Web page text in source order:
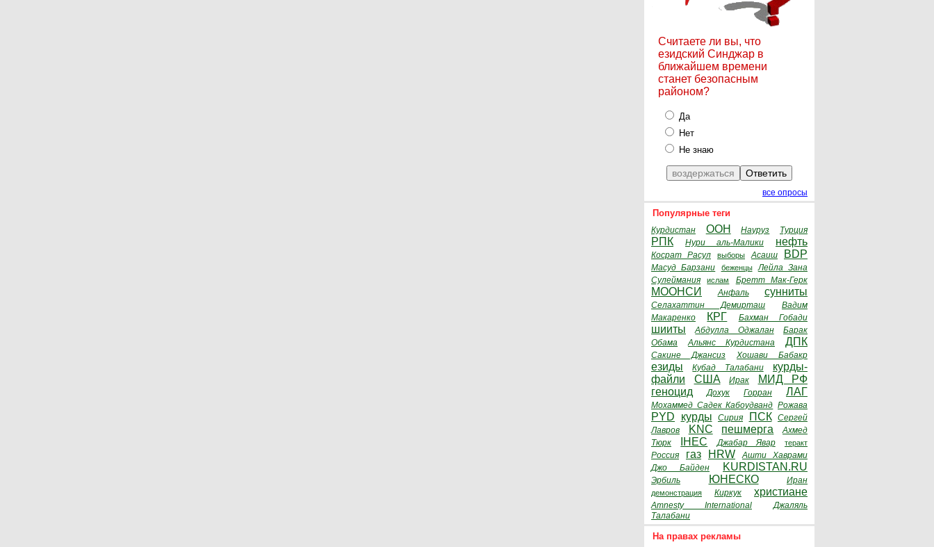
Считаете ли вы, что
езидский Синджар в
ближайшем времени
станет безопасным
районом?
Да
Нет
Не знаю
все опросы
Популярные теги
Курдистан ООН Науруз Турция
РПК Нури аль-Малики нефть
Косрат Расул выборы Асаиш BDP
Масуд Барзани беженцы
Лейла Зана
Сулеймания
ислам Бретт Мак-Герк
МООНСИ Анфаль сунниты
Селахаттин Демирташ
Вадим
Макаренко
КРГ Бахман Гобади
шииты Абдулла Оджалан
Барак
Обама
Альянс Курдистана ДПК
Сакине Джансиз Хошави Бабакр
езиды Кубад Талабани
курды-
файли
США Ирак
МИД РФ
геноцид
Дохук Горран ЛАГ
Мохаммед Садек Кабоудванд Рожава
PYD курды Сирия ПСК
Сергей
Лавров
KNC пешмерга
Ахмед
Тюрк
IHEC Джабар Явар теракт
Россия газ HRW
Ашти Хаврами
Джо Байден
KURDISTAN.RU
Эрбиль ЮНЕСКО Иран
демонстрация Киркук христиане
Amnesty International
Джаляль
Талабани
На правах рекламы